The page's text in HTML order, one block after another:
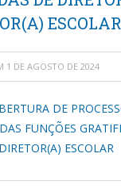
ESCOLAR
1 DE AGOSTO DE 2024
DE
FUNÇÕES
ESCOLAR